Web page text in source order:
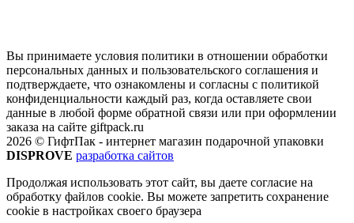
Вы принимаете условия политики в отношении обработки
персональных данных и пользовательского соглашения и
подтверждаете, что ознакомлены и согласны с политикой
конфиденциальности каждый раз, когда оставляете свои
данные в любой форме обратной связи или при оформлении
заказа на сайте giftpack.ru
2026 © ГифтПак - интернет магазин подарочной упаковки
DISPROVE разработка сайтов
Продолжая использовать этот сайт, вы даете согласие на
обработку файлов cookie. Вы можете запретить сохранение
cookie в настройках своего браузера